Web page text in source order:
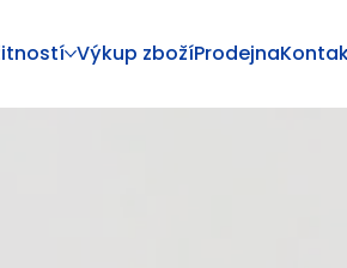
Výkup zbožíProdejna